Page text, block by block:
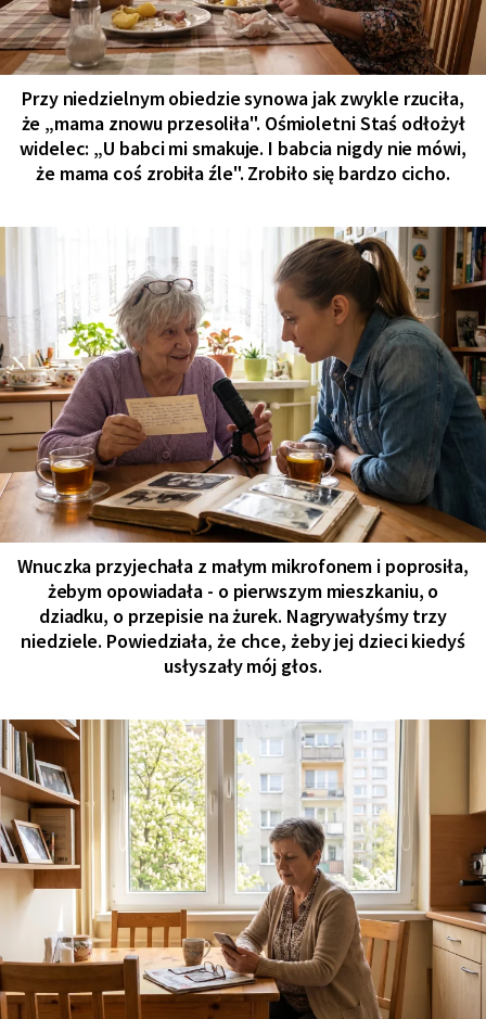
Przy niedzielnym obiedzie synowa jak zwykle rzuciła,
że „mama znowu przesoliła". Ośmioletni Staś odłożył
widelec: „U babci mi smakuje. I babcia nigdy nie mówi,
że mama coś zrobiła źle". Zrobiło się bardzo cicho.
Wnuczka przyjechała z małym mikrofonem i poprosiła,
żebym opowiadała - o pierwszym mieszkaniu, o
dziadku, o przepisie na żurek. Nagrywałyśmy trzy
niedziele. Powiedziała, że chce, żeby jej dzieci kiedyś
usłyszały mój głos.